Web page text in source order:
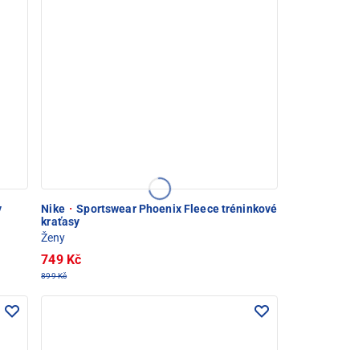
Nike · Sportswear Phoenix Fleece tréninkové
kraťasy
Ženy
749 Kč
899 Kč